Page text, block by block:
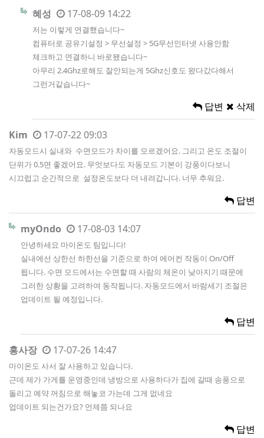
혜성 17-08-09 14:22
저는 이렇게 연결했습니다~
컴퓨터로 공유기설정 > 무선설정 > 5G무선인터넷 사용안함
체크하고 연결하니 바로됐습니다~
아무리 2.4Ghz로해도 잘안되는게 5Ghz신호도 왔다갔다해서
그런거같습니다~
답변 삭제
Kim 17-07-22 09:03
자동모드시 실내와 수면모드가 차이를 모르겠어요. 그리고 온도 조절이
단위가 0.5면 좋겠어요. 무엇보다도 자동모드 기본이 강풍이다보니
시끄럽고 순간적으로 설정온도보다 더 내려갑니다. 너무 추워요.
답변
myOndo 17-08-03 14:07
안녕하세요 마이온도 팀입니다!
실내에선 상한선 하한선을 기준으로 하여 에어컨 작동이 On/Off
됩니다. 수면 모드에서는 수면할 때 사람의 체온이 낮아지기 때문에
그러한 상황을 고려하여 동작됩니다. 자동모드에서 바람세기 조절은
업데이트 될 예정입니다.
답변
홍사장 17-07-26 14:47
마이온도 사서 잘 사용하고 있습니다.
근데 제가 가게를 운영중인데 냉방으로 사용하다가 집에 갈때 송풍으로
돌리고 예약 꺼짐으로 해놓코 가는데 그게 없네요
업데이트 되는건가요? 언제쯤 되나요
답변